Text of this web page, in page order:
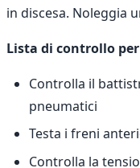
in discesa. Noleggia
Lista di controllo
Controlla il
pneumatici
Testa i freni
Controlla la